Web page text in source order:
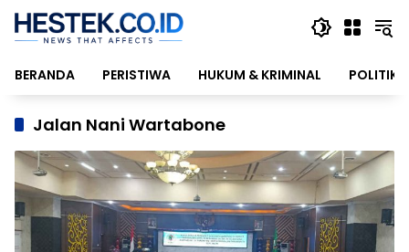
Langsung
konten
BERANDA
PERISTIWA HUKUM & KRIMINAL POLITIK
Jalan Nani Wartabone